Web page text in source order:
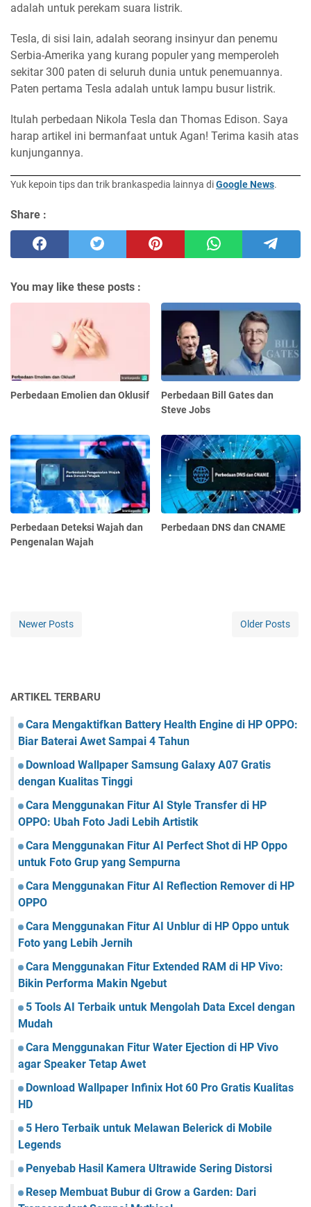
adalah untuk perekam suara listrik.
Tesla, di sisi lain, adalah seorang insinyur dan penemu
Serbia-Amerika yang kurang populer yang memperoleh
sekitar 300 paten di seluruh dunia untuk penemuannya.
Paten pertama Tesla adalah untuk lampu busur listrik.
Itulah perbedaan Nikola Tesla dan Thomas Edison. Saya
harap artikel ini bermanfaat untuk Agan! Terima kasih atas
kunjungannya.
Yuk kepoin tips dan trik brankaspedia lainnya diGoogle News.
Share :
You may like these posts :
Perbedaan Emolien dan Oklusif
Perbedaan Bill Gates dan
Steve Jobs
Perbedaan Deteksi Wajah dan
Pengenalan Wajah
Perbedaan DNS dan CNAME
Newer Posts Older Posts
ARTIKEL TERBARU
Cara Mengaktifkan Battery Health Engine di HP OPPO:
Biar Baterai Awet Sampai 4 Tahun
Download Wallpaper Samsung Galaxy A07 Gratis
dengan Kualitas Tinggi
Cara Menggunakan Fitur AI Style Transfer di HP
OPPO: Ubah Foto Jadi Lebih Artistik
Cara Menggunakan Fitur AI Perfect Shot di HP Oppo
untuk Foto Grup yang Sempurna
Cara Menggunakan Fitur AI Reflection Remover di HP
OPPO
Cara Menggunakan Fitur AI Unblur di HP Oppo untuk
Foto yang Lebih Jernih
Cara Menggunakan Fitur Extended RAM di HP Vivo:
Bikin Performa Makin Ngebut
5 Tools AI Terbaik untuk Mengolah Data Excel dengan
Mudah
Cara Menggunakan Fitur Water Ejection di HP Vivo
agar Speaker Tetap Awet
Download Wallpaper Infinix Hot 60 Pro Gratis Kualitas
HD
5 Hero Terbaik untuk Melawan Belerick di Mobile
Legends
Penyebab Hasil Kamera Ultrawide Sering Distorsi
Resep Membuat Bubur di Grow a Garden: Dari